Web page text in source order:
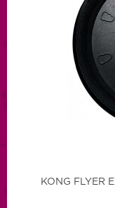
KONG FLYER